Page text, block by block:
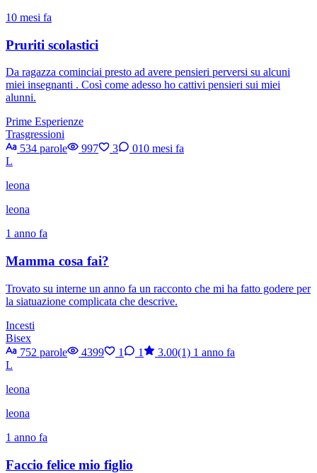
10 mesi fa
Pruriti scolastici
Da ragazza cominciai presto ad avere pensieri perversi su alcuni
miei insegnanti . Così come adesso ho cattivi pensieri sui miei
alunni.
Prime Esperienze
Trasgressioni
534 parole
997 3 010 mesi fa
L
leona
leona
1 anno fa
Mamma cosa fai?
Trovato su interne un anno fa un racconto che mi ha fatto godere per
la siatuazione complicata che descrive.
Incesti
Bisex
752 parole
4399 1 1 3.00(1) 1 anno fa
L
leona
leona
1 anno fa
Faccio felice mio figlio